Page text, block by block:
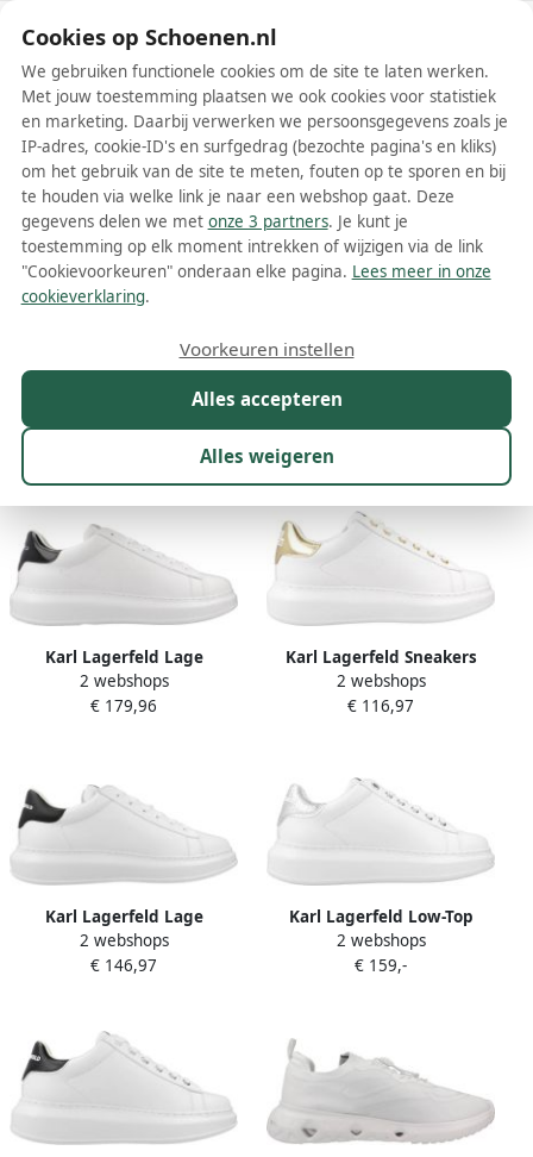
Schoenen.nl
Wis filters Alle filters
Witte Karl Lagerfeld schoenen
Meer lezen
Kleur 1
276 resultaten:
Karl Lagerfeld Lage
Sneakers KAPRI MENS
Maison Karl Lace
2 webshops
€ 179,96
Karl Lagerfeld Sneakers
Kapri Maison Karl Lace in
wit
2 webshops
€ 116,97
Karl Lagerfeld Lage
Sneakers KAPRI MENS Karl
NFT Lo Lace
2 webshops
€ 146,97
Karl Lagerfeld Low-Top
Sneakers Kapri Karl Nft Lo
Lace in wit
2 webshops
€ 159,-
Cookies op Schoenen.nl
We gebruiken functionele cookies om de site te laten werken.
Met jouw toestemming plaatsen we ook cookies voor statistiek
en marketing. Daarbij verwerken we persoonsgegevens zoals je
IP-adres, cookie-ID's en surfgedrag (bezochte pagina's en kliks)
om het gebruik van de site te meten, fouten op te sporen en bij
te houden via welke link je naar een webshop gaat. Deze
gegevens delen we met onze 3 partners. Je kunt je
toestemming op elk moment intrekken of wijzigen via de link
"Cookievoorkeuren" onderaan elke pagina. Lees meer in onze
cookieverklaring.
Alles accepteren
Alles weigeren
Voorkeuren instellen